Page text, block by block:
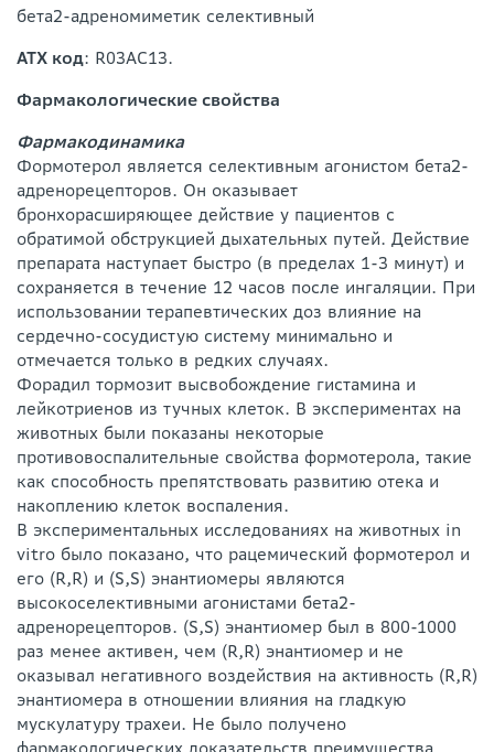
бета2-адреномиметик селективный
АТХ код: R03AC13.
Фармакологические свойства
Фармакодинамика
Формотерол является селективным агонистом бета2-
адренорецепторов. Он оказывает
бронхорасширяющее действие у пациентов с
обратимой обструкцией дыхательных путей. Действие
препарата наступает быстро (в пределах 1-3 минут) и
сохраняется в течение 12 часов после ингаляции. При
использовании терапевтических доз влияние на
сердечно-сосудистую систему минимально и
отмечается только в редких случаях.
Форадил тормозит высвобождение гистамина и
лейкотриенов из тучных клеток. В экспериментах на
животных были показаны некоторые
противовоспалительные свойства формотерола, такие
как способность препятствовать развитию отека и
накоплению клеток воспаления.
В экспериментальных исследованиях на животных in
vitro было показано, что рацемический формотерол и
его (R,R) и (S,S) энантиомеры являются
высокоселективными агонистами бета2-
адренорецепторов. (S,S) энантиомер был в 800-1000
раз менее активен, чем (R,R) энантиомер и не
оказывал негативного воздействия на активность (R,R)
энантиомера в отношении влияния на гладкую
мускулатуру трахеи. Не было получено